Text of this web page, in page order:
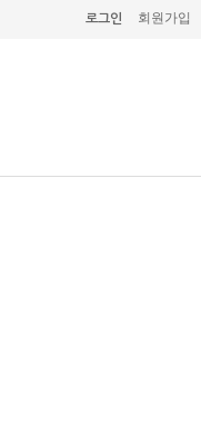
로그인 회원가입